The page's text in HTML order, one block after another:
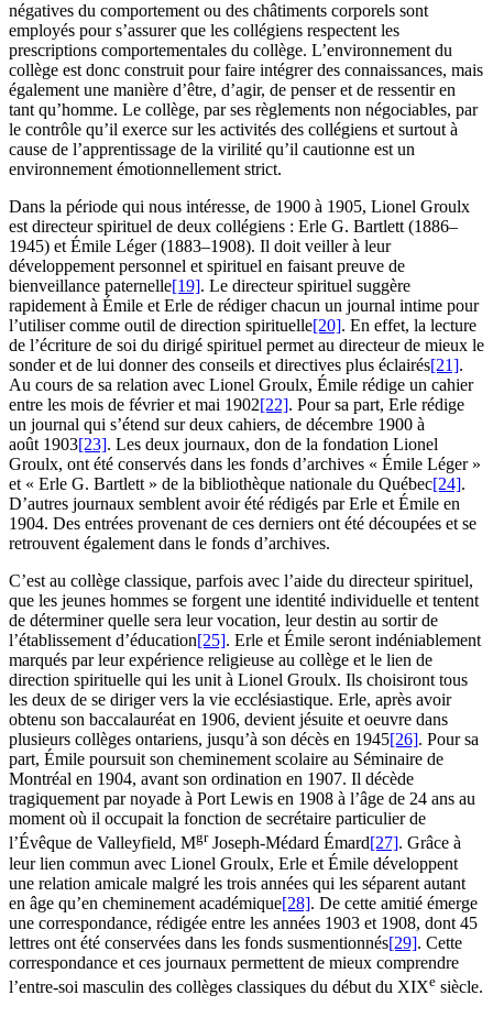
négatives du comportement ou des châtiments corporels sont
employés pour s’assurer que les collégiens respectent les
prescriptions comportementales du collège. L’environnement du
collège est donc construit pour faire intégrer des connaissances, mais
également une manière d’être, d’agir, de penser et de ressentir en
tant qu’homme. Le collège, par ses règlements non négociables, par
le contrôle qu’il exerce sur les activités des collégiens et surtout à
cause de l’apprentissage de la virilité qu’il cautionne est un
environnement émotionnellement strict.
Dans la période qui nous intéresse, de 1900 à 1905, Lionel Groulx
est directeur spirituel de deux collégiens : Erle G. Bartlett (1886–
1945) et Émile Léger (1883–1908). Il doit veiller à leur
développement personnel et spirituel en faisant preuve de
bienveillance paternelle[19]. Le directeur spirituel suggère
rapidement à Émile et Erle de rédiger chacun un journal intime pour
l’utiliser comme outil de direction spirituelle[20]. En effet, la lecture
de l’écriture de soi du dirigé spirituel permet au directeur de mieux le
sonder et de lui donner des conseils et directives plus éclairés[21].
Au cours de sa relation avec Lionel Groulx, Émile rédige un cahier
entre les mois de février et mai 1902[22]. Pour sa part, Erle rédige
un journal qui s’étend sur deux cahiers, de décembre 1900 à
août 1903[23]. Les deux journaux, don de la fondation Lionel
Groulx, ont été conservés dans les fonds d’archives « Émile Léger »
et « Erle G. Bartlett » de la bibliothèque nationale du Québec[24].
D’autres journaux semblent avoir été rédigés par Erle et Émile en
1904. Des entrées provenant de ces derniers ont été découpées et se
retrouvent également dans le fonds d’archives.
C’est au collège classique, parfois avec l’aide du directeur spirituel,
que les jeunes hommes se forgent une identité individuelle et tentent
de déterminer quelle sera leur vocation, leur destin au sortir de
l’établissement d’éducation[25]. Erle et Émile seront indéniablement
marqués par leur expérience religieuse au collège et le lien de
direction spirituelle qui les unit à Lionel Groulx. Ils choisiront tous
les deux de se diriger vers la vie ecclésiastique. Erle, après avoir
obtenu son baccalauréat en 1906, devient jésuite et oeuvre dans
plusieurs collèges ontariens, jusqu’à son décès en 1945[26]. Pour sa
part, Émile poursuit son cheminement scolaire au Séminaire de
Montréal en 1904, avant son ordination en 1907. Il décède
tragiquement par noyade à Port Lewis en 1908 à l’âge de 24 ans au
moment où il occupait la fonction de secrétaire particulier de
l’Évêque de Valleyfield, MgrJoseph-Médard Émard[27]. Grâce à
leur lien commun avec Lionel Groulx, Erle et Émile développent
une relation amicale malgré les trois années qui les séparent autant
en âge qu’en cheminement académique[28]. De cette amitié émerge
une correspondance, rédigée entre les années 1903 et 1908, dont 45
lettres ont été conservées dans les fonds susmentionnés[29]. Cette
correspondance et ces journaux permettent de mieux comprendre
l’entre-soi masculin des collèges classiques du début du XIXe siècle.